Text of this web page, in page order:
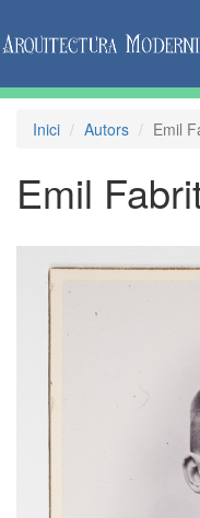
Inici Autors Emil
Emil